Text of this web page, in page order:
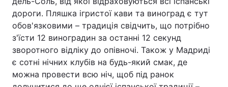
дороги. Пляшка ігристої кави та виноград є тут
обов'язковими – традиція свідчить, що потрібно
з'їсти 12 виноградин за останні 12 секунд
зворотного відліку до опівночі. Також у Мадриді
є сотні нічних клубів на будь-який смак, де
можна провести всю ніч, щоб під ранок